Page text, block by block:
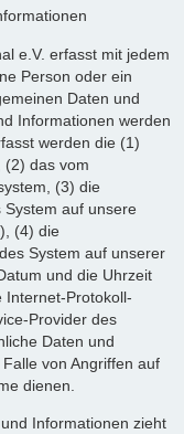
e.V. erfasst mit jedem
Person oder ein
Daten und
Informationen werden
werden die (1)
(2) das vom
(3) die
auf unsere
(4) die
System auf unserer
und die Uhrzeit
Internet-Protokoll-
Provider des
Daten und
von Angriffen auf
dienen.
Informationen zieht